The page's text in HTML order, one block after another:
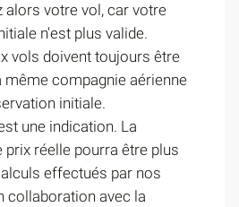
alors votre vol, car votre
n'est plus valide.
vols doivent toujours être
même compagnie aérienne
initiale.
une indication. La
prix réelle pourra être plus
effectués par nos
collaboration avec la